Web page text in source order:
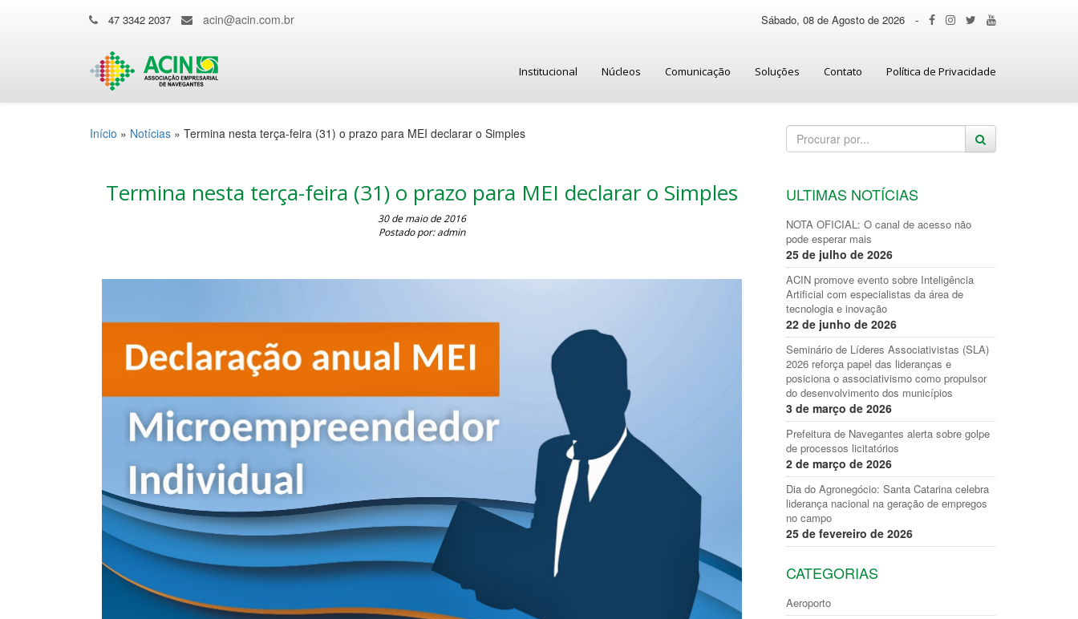
47 3342 2037 acin@acin.com.br Sábado, 08 de Agosto de 2026 -
Institucional Núcleos Comunicação Soluções Contato Política de Privacidade
Início » Notícias » Termina nesta terça-feira (31) o prazo para MEI declarar o Simples
Termina nesta terça-feira (31) o prazo para MEI declarar o Simples
30 de maio de 2016
Postado por: admin
ULTIMAS NOTÍCIAS
NOTA OFICIAL: O canal de acesso não
pode esperar mais
25 de julho de 2026
ACIN promove evento sobre Inteligência
Artificial com especialistas da área de
tecnologia e inovação
22 de junho de 2026
Seminário de Líderes Associativistas (SLA)
2026 reforça papel das lideranças e
posiciona o associativismo como propulsor
do desenvolvimento dos municípios
3 de março de 2026
Prefeitura de Navegantes alerta sobre golpe
de processos licitatórios
2 de março de 2026
Dia do Agronegócio: Santa Catarina celebra
liderança nacional na geração de empregos
no campo
25 de fevereiro de 2026
CATEGORIAS
Aeroporto